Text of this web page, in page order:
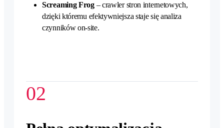
Screaming Frog– crawler stron internetowych,
dzięki któremu efektywniejsza staje się analiza
czynników on-site.
02